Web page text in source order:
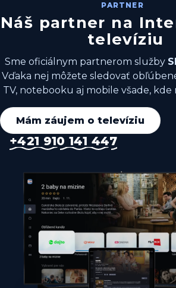
PARTNER
Náš partner na Inte
televíziu
Sme oficiálnym partnerom služby
Vďaka nej môžete sledovať
TV, notebooku aj mobile všade,
Mám záujem o televíziu
+421 910 141 447